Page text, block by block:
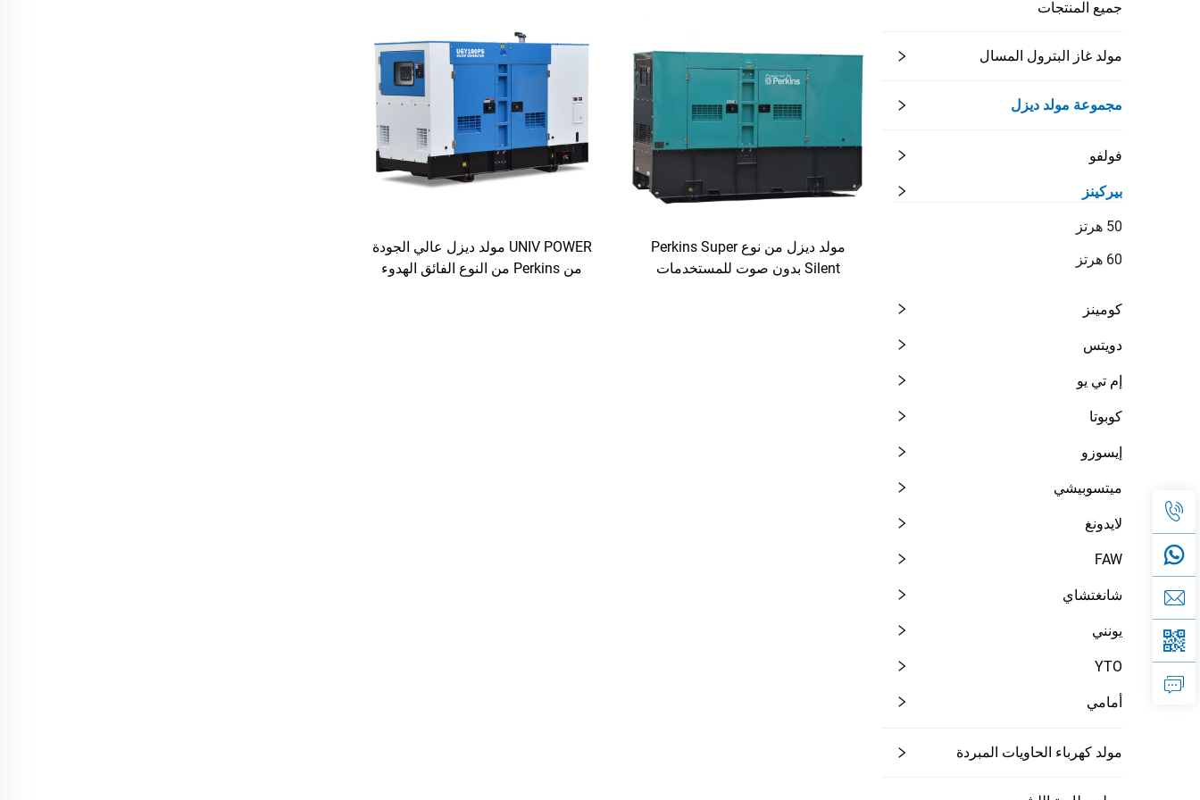
جميع المنتجات
مولد غاز البترول المسال
مجموعة مولد ديزل
فولفو
بيركينز
50 هرتز
60 هرتز
كومينز
دويتس
إم تي يو
كوبوتا
إيسوزو
ميتسوبيشي
لايدونغ
FAW
شانغتشاي
يونني
YTO
أمامي
مولد كهرباء الحاويات المبردة
مولد ديزل من نوع Perkins Super
Silent بدون صوت للمستخدمات
UNIV POWER مولد ديزل عالي الجودة
من Perkins من النوع الفائق الهدوء